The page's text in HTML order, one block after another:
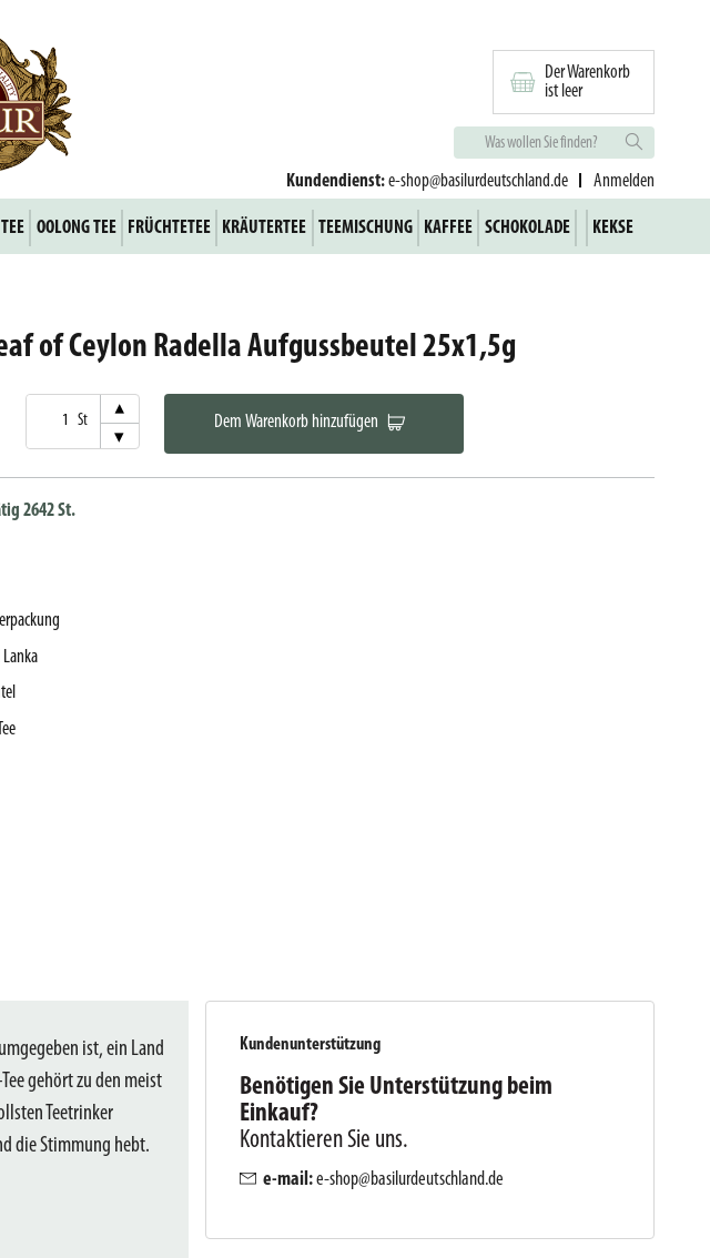
Der Warenkorb
ist leer
Kundendienst:e-shop@basilurdeutschland.de Anmelden
OOLONG TEE FRÜCHTETEE KRÄUTERTEE TEEMISCHUNG KAFFEE SCHOKOLADE KEKSE
of Ceylon Radella Aufgussbeutel 25x1,5g
St
▾
▾
Dem Warenkorb hinzufügen
2642 St.
Lanka
ist, ein Land
gehört zu den meist
Teetrinker
die Stimmung hebt.
Kundenunterstützung
Benötigen Sie Unterstützung beim
Einkauf?
Kontaktieren Sie uns.
e-mail:e-shop@basilurdeutschland.de